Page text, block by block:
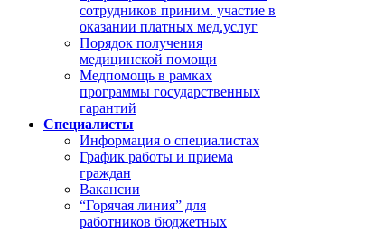
сотрудников приним. участие в
оказании платных мед.услуг
Порядок получения
медицинской помощи
Медпомощь в рамках
программы государственных
гарантий
Специалисты
Информация о специалистах
График работы и приема
граждан
Вакансии
“Горячая линия” для
работников бюджетных